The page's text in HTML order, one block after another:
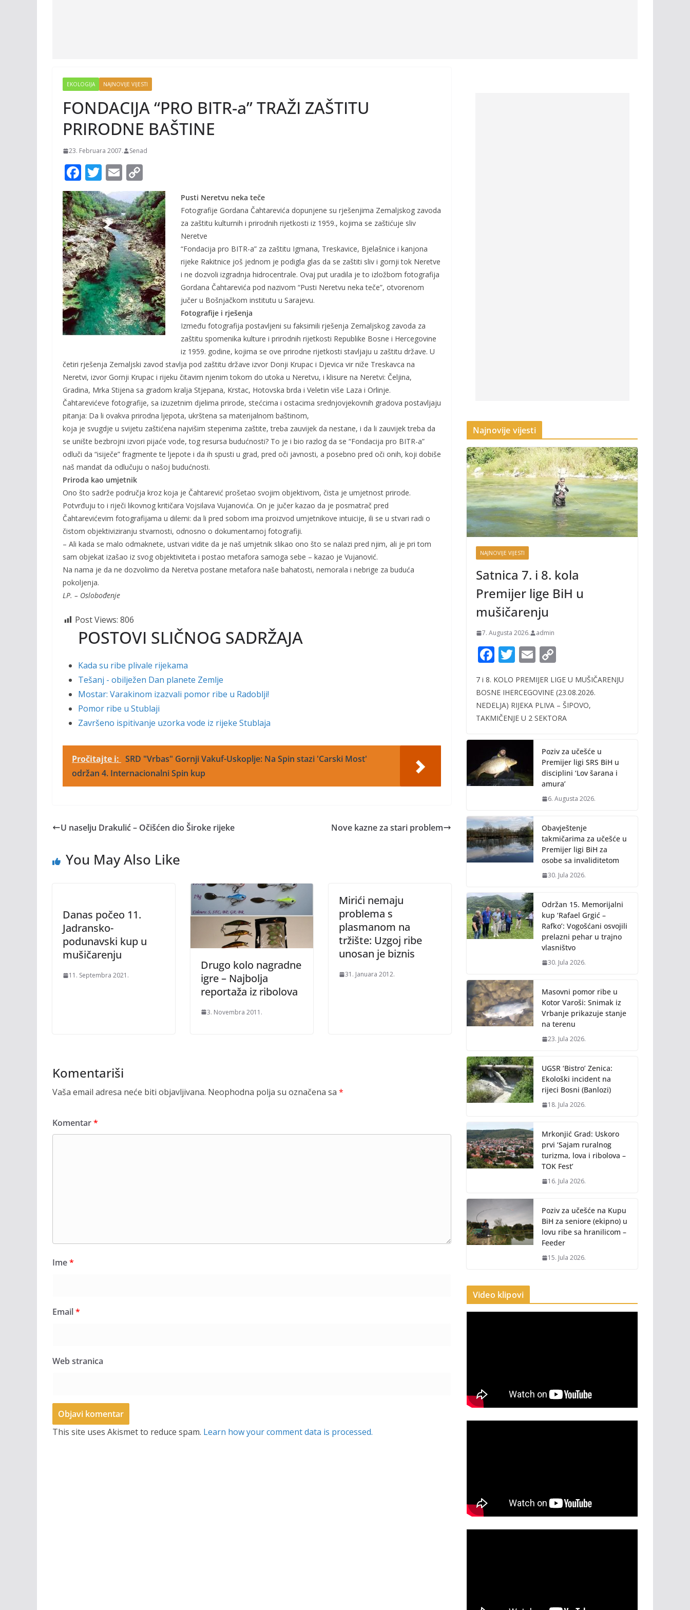
EKOLOGIJA NAJNOVIJE VIJESTI
FONDACIJA “PRO BITR-a” TRAŽI ZAŠTITU
PRIRODNE BAŠTINE
23. Februara 2007. Senad
F
ac
e
b
o
o
k
T
w
itt
er
E
m
ai
l
o
p
y
Li
n
k
Pusti Neretvu neka teče
Fotografije Gordana Čahtarevića dopunjene su rješenjima Zemaljskog zavoda
za zaštitu kulturnih i prirodnih rijetkosti iz 1959., kojima se zaštićuje sliv
Neretve
“Fondacija pro BITR-a” za zaštitu Igmana, Treskavice, Bjelašnice i kanjona
rijeke Rakitnice još jednom je podigla glas da se zaštiti sliv i gornji tok Neretve
i ne dozvoli izgradnja hidrocentrale. Ovaj put uradila je to izložbom fotografija
Gordana Čahtarevića pod nazivom “Pusti Neretvu neka teče”, otvorenom
jučer u Bošnjačkom institutu u Sarajevu.
Fotografije i rješenja
Između fotografija postavljeni su faksimili rješenja Zemaljskog zavoda za
zaštitu spomenika kulture i prirodnih rijetkosti Republike Bosne i Hercegovine
iz 1959. godine, kojima se ove prirodne rijetkosti stavljaju u zaštitu države. U
četiri rješenja Zemaljski zavod stavlja pod zaštitu države izvor Donji Krupac i Djevica vir niže Treskavca na
Neretvi, izvor Gornji Krupac i rijeku čitavim njenim tokom do utoka u Neretvu, i klisure na Neretvi: Čeljina,
Gradina, Mrka Stijena sa gradom kralja Stjepana, Krstac, Hotovska brda i Veletin više Laza i Orlinje.
Čahtarevićeve fotografije, sa izuzetnim djelima prirode, stećcima i ostacima srednjovjekovnih gradova postavljaju
pitanja: Da li ovakva prirodna ljepota, ukrštena sa materijalnom baštinom,
koja je svugdje u svijetu zaštićena najvišim stepenima zaštite, treba zauvijek da nestane, i da li zauvijek treba da
se unište bezbrojni izvori pijaće vode, tog resursa budućnosti? To je i bio razlog da se “Fondacija pro BITR-a”
odluči da “isiječe” fragmente te ljepote i da ih spusti u grad, pred oči javnosti, a posebno pred oči onih, koji dobiše
naš mandat da odlučuju o našoj budućnosti.
Priroda kao umjetnik
Ono što sadrže područja kroz koja je Čahtarević prošetao svojim objektivom, čista je umjetnost prirode.
Potvrđuju to i riječi likovnog kritičara Vojsilava Vujanovića. On je jučer kazao da je posmatrač pred
Čahtarevićevim fotografijama u dilemi: da li pred sobom ima proizvod umjetnikove intuicije, ili se u stvari radi o
čistom objektiviziranju stvarnosti, odnosno o dokumentarnoj fotografiji.
– Ali kada se malo odmaknete, ustvari vidite da je naš umjetnik slikao ono što se nalazi pred njim, ali je pri tom
sam objekat izašao iz svog objektiviteta i postao metafora samoga sebe – kazao je Vujanović.
Na nama je da ne dozvolimo da Neretva postane metafora naše bahatosti, nemorala i nebrige za buduća
pokoljenja.
LP. – Oslobođenje
Post Views: 806
POSTOVI SLIČNOG SADRŽAJA
Kada su ribe plivale rijekama
Tešanj - obilježen Dan planete Zemlje
Mostar: Varakinom izazvali pomor ribe u Radoblji!
Pomor ribe u Stublaji
Završeno ispitivanje uzorka vode iz rijeke Stublaja
Pročitajte i: SRD "Vrbas" Gornji Vakuf-Uskoplje: Na Spin stazi 'Carski Most'
održan 4. Internacionalni Spin kup
U naselju Drakulić – Očišćen dio Široke rijeke Nove kazne za stari problem
You May Also Like
Danas počeo 11.
Jadransko-
podunavski kup u
mušičarenju
11. Septembra 2021.
Drugo kolo nagradne
igre – Najbolja
reportaža iz ribolova
3. Novembra 2011.
Mirići nemaju
problema s
plasmanom na
tržište: Uzgoj ribe
unosan je biznis
31. Januara 2012.
Komentariši
Vaša email adresa neće biti objavljivana. Neophodna polja su označena sa *
Komentar*
Ime*
Email*
Web stranica
This site uses Akismet to reduce spam. Learn how your comment data is processed.
Najnovije vijesti
NAJNOVIJE VIJESTI
Satnica 7. i 8. kola
Premijer lige BiH u
mušičarenju
7. Augusta 2026. admin
F
e
b
o
o
k
T
itt
er
E
ai
l
p
y
Li
k
7 i 8. KOLO PREMIJER LIGE U MUŠIČARENJU
BOSNE IHERCEGOVINE (23.08.2026.
NEDELJA) RIJEKA PLIVA – ŠIPOVO,
TAKMIČENJE U 2 SEKTORA
Poziv za učešće u
Premijer ligi SRS BiH u
disciplini ‘Lov šarana i
amura’
6. Augusta 2026.
Obavještenje
takmičarima za učešće u
Premijer ligi BiH za
osobe sa invaliditetom
30. Jula 2026.
Održan 15. Memorijalni
kup ‘Rafael Grgić –
Rafko’: Vogošćani osvojili
prelazni pehar u trajno
vlasništvo
30. Jula 2026.
Masovni pomor ribe u
Kotor Varoši: Snimak iz
Vrbanje prikazuje stanje
na terenu
23. Jula 2026.
UGSR ‘Bistro’ Zenica:
Ekološki incident na
rijeci Bosni (Banlozi)
18. Jula 2026.
Mrkonjić Grad: Uskoro
prvi ‘Sajam ruralnog
turizma, lova i ribolova –
TOK Fest’
16. Jula 2026.
Poziv za učešće na Kupu
BiH za seniore (ekipno) u
lovu ribe sa hranilicom –
Feeder
15. Jula 2026.
Video klipovi